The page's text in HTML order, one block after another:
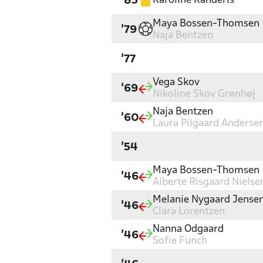
'79
Maya Bossen-Thomsen
Naja Bentzen
'77
'69
Vega Skov
Nikoline Skov Grønhøj
'60
Naja Bentzen
Laura Pilgaard
'54
'46
Maya Bossen-Thomsen
Alberte Risgaard
'46
Melanie Nygaard
Clara Lorentzen
'46
Nanna Odgaard
Sofie Funch